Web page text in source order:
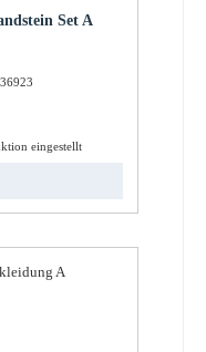
Set A
eingestellt